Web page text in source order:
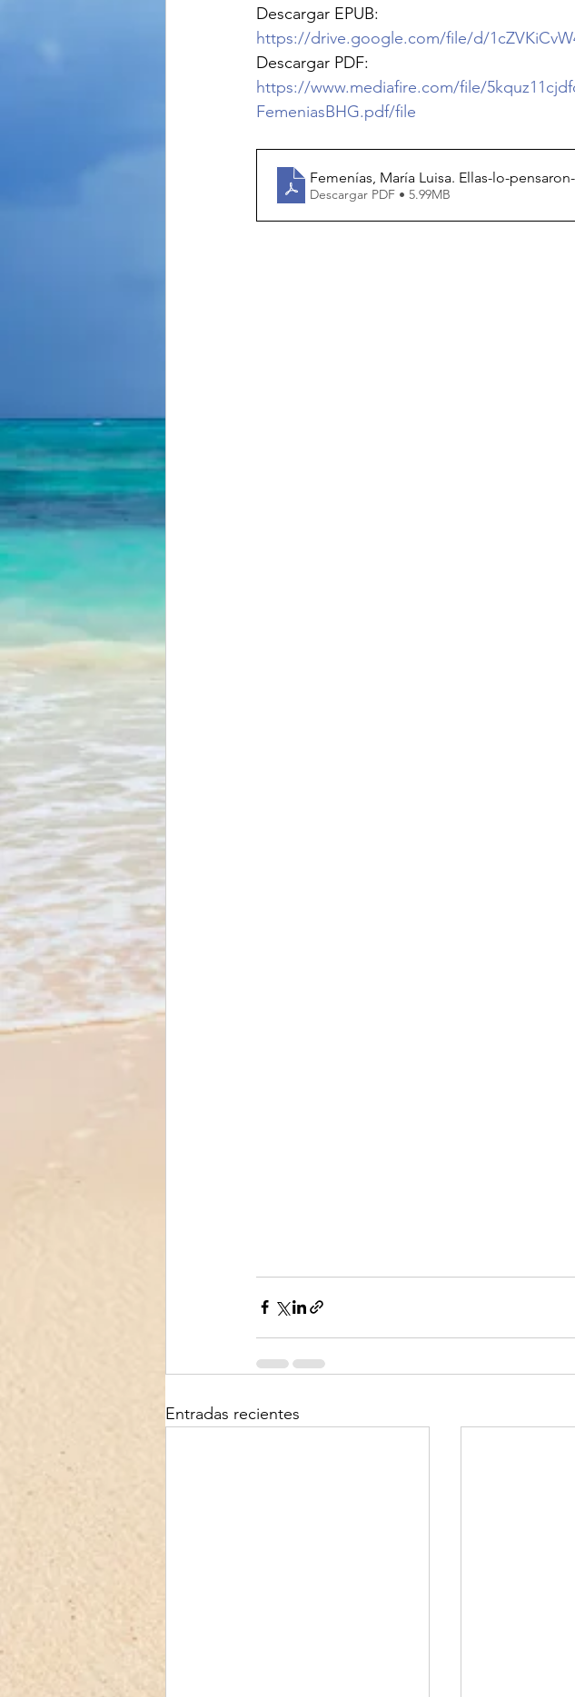
Descargar EPUB:
https://drive.google.com/file/d/
Descargar PDF:
https://www.mediafire.com/file/
FemeniasBHG.pdf/file
Femenías, María Luisa. Ellas-lo-
Descargar PDF • 5.99MB
Entradas recientes